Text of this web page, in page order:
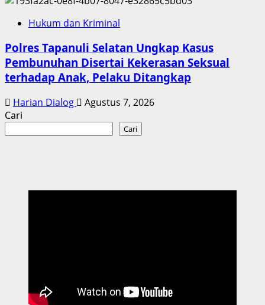
Hukum dan Kriminal
Polres Tapanuli Selatan Ungkap Kasus
Pembunuhan Disertai Kekerasan Seksual
terhadap Anak, Pelaku Ditangkap
Harian Dialog
Agustus 7, 2026
Cari
Cari